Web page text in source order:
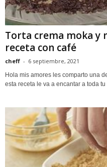
Torta crema moka y
receta con café
cheff - 6 septiembre, 2021
Hola mis amores les comparto una
esta receta le va a encantar a toda tu